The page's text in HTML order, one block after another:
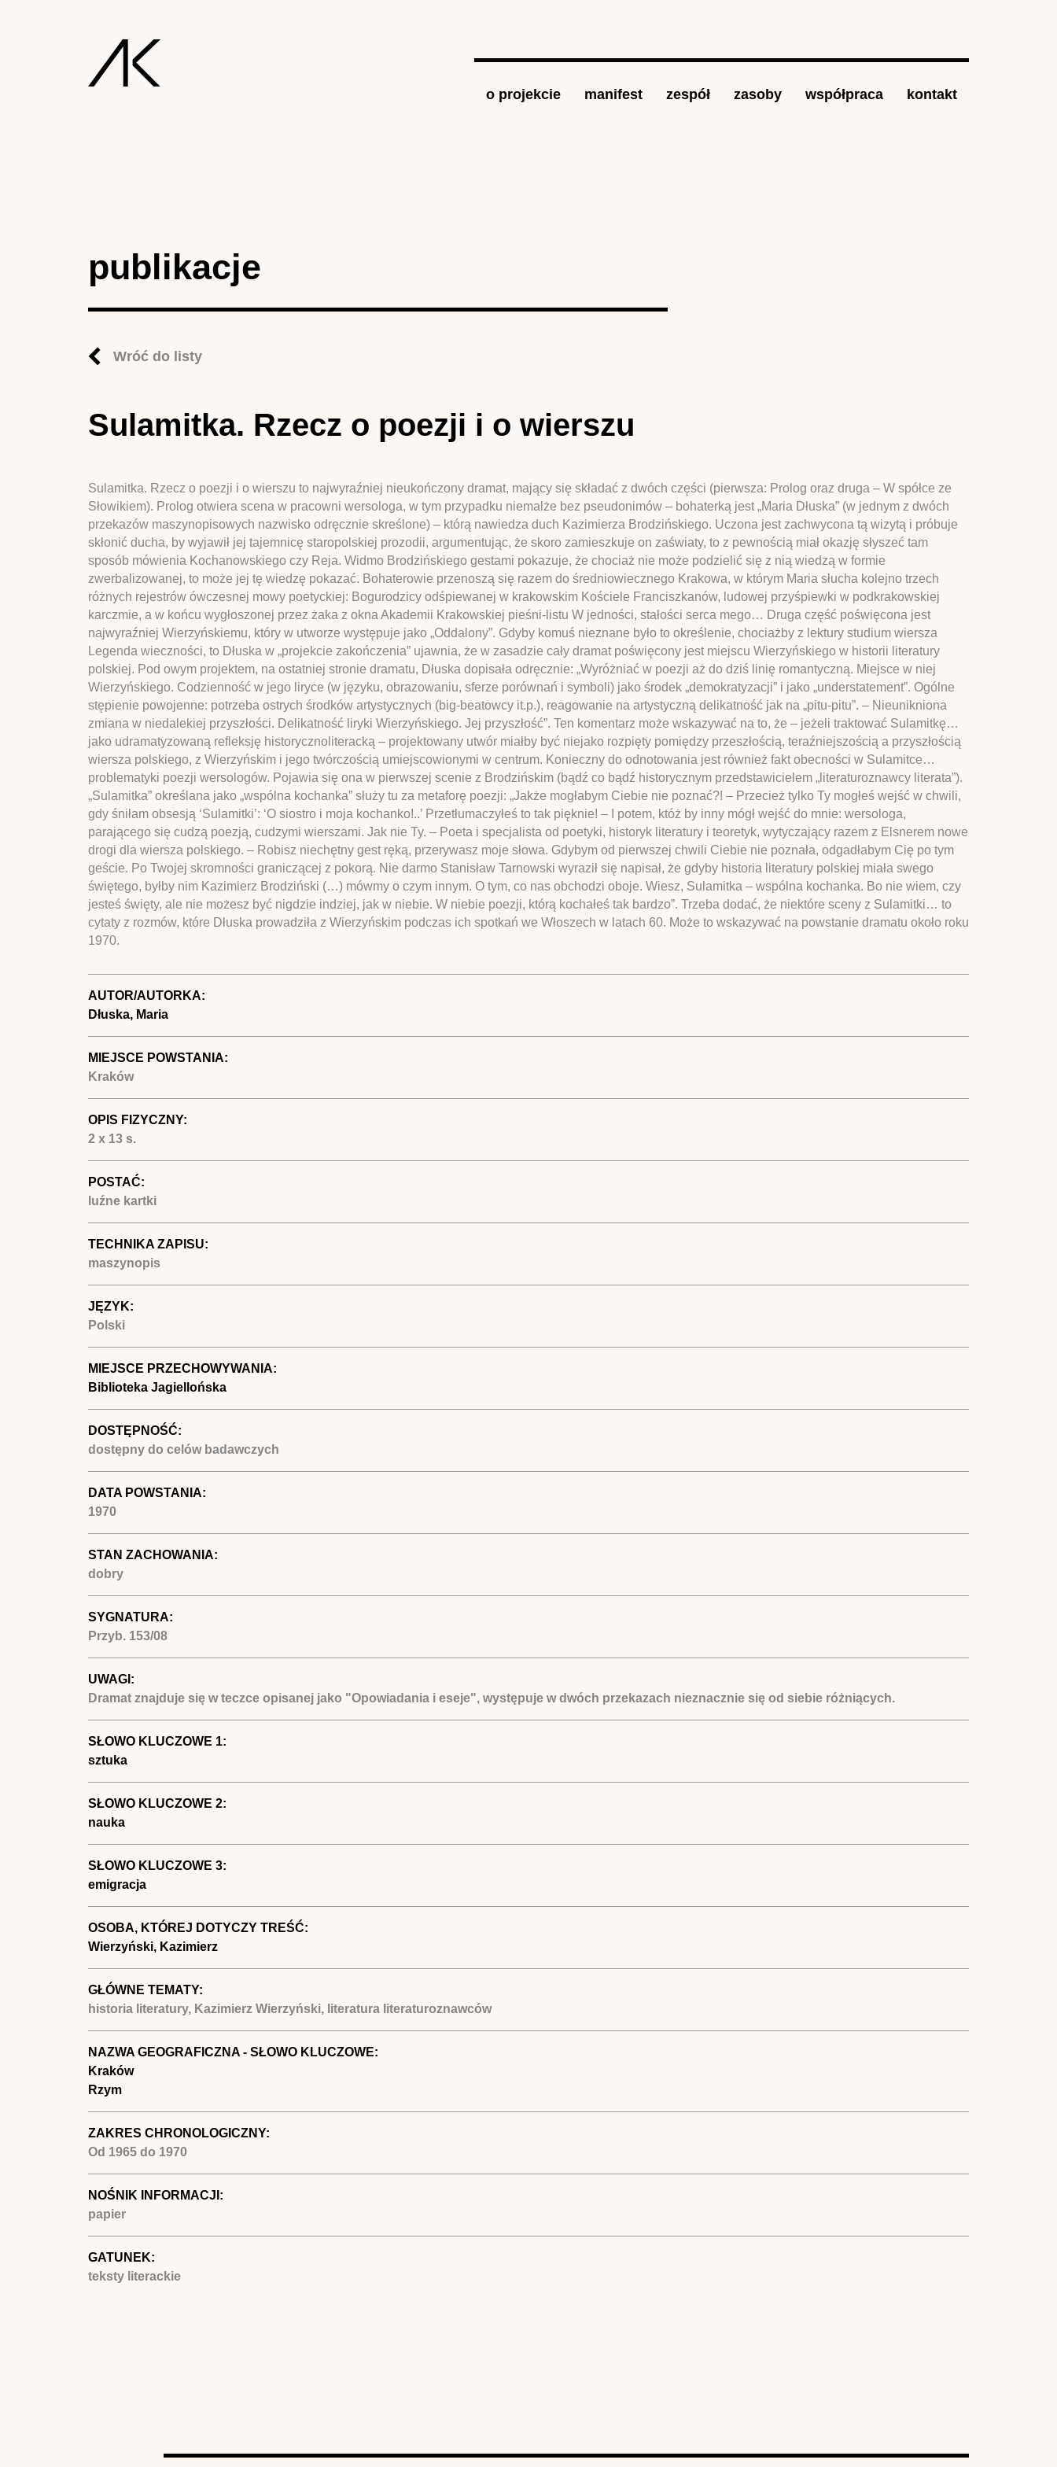
o projekcie manifest zespół zasoby współpraca kontakt
publikacje
Wróć do listy
Sulamitka. Rzecz o poezji i o wierszu
Sulamitka. Rzecz o poezji i o wierszu to najwyraźniej nieukończony dramat, mający się składać z dwóch części (pierwsza: Prolog oraz druga – W spółce ze
Słowikiem). Prolog otwiera scena w pracowni wersologa, w tym przypadku niemalże bez pseudonimów – bohaterką jest „Maria Dłuska” (w jednym z dwóch
przekazów maszynopisowych nazwisko odręcznie skreślone) – którą nawiedza duch Kazimierza Brodzińskiego. Uczona jest zachwycona tą wizytą i próbuje
skłonić ducha, by wyjawił jej tajemnicę staropolskiej prozodii, argumentując, że skoro zamieszkuje on zaświaty, to z pewnością miał okazję słyszeć tam
sposób mówienia Kochanowskiego czy Reja. Widmo Brodzińskiego gestami pokazuje, że chociaż nie może podzielić się z nią wiedzą w formie
zwerbalizowanej, to może jej tę wiedzę pokazać. Bohaterowie przenoszą się razem do średniowiecznego Krakowa, w którym Maria słucha kolejno trzech
różnych rejestrów ówczesnej mowy poetyckiej: Bogurodzicy odśpiewanej w krakowskim Kościele Franciszkanów, ludowej przyśpiewki w podkrakowskiej
karczmie, a w końcu wygłoszonej przez żaka z okna Akademii Krakowskiej pieśni-listu W jedności, stałości serca mego… Druga część poświęcona jest
najwyraźniej Wierzyńskiemu, który w utworze występuje jako „Oddalony”. Gdyby komuś nieznane było to określenie, chociażby z lektury studium wiersza
Legenda wieczności, to Dłuska w „projekcie zakończenia” ujawnia, że w zasadzie cały dramat poświęcony jest miejscu Wierzyńskiego w historii literatury
polskiej. Pod owym projektem, na ostatniej stronie dramatu, Dłuska dopisała odręcznie: „Wyróżniać w poezji aż do dziś linię romantyczną. Miejsce w niej
Wierzyńskiego. Codzienność w jego liryce (w języku, obrazowaniu, sferze porównań i symboli) jako środek „demokratyzacji” i jako „understatement”. Ogólne
stępienie powojenne: potrzeba ostrych środków artystycznych (big-beatowcy it.p.), reagowanie na artystyczną delikatność jak na „pitu-pitu”. – Nieunikniona
zmiana w niedalekiej przyszłości. Delikatność liryki Wierzyńskiego. Jej przyszłość”. Ten komentarz może wskazywać na to, że – jeżeli traktować Sulamitkę…
jako udramatyzowaną refleksję historycznoliteracką – projektowany utwór miałby być niejako rozpięty pomiędzy przeszłością, teraźniejszością a przyszłością
wiersza polskiego, z Wierzyńskim i jego twórczością umiejscowionymi w centrum. Konieczny do odnotowania jest również fakt obecności w Sulamitce…
problematyki poezji wersologów. Pojawia się ona w pierwszej scenie z Brodzińskim (bądź co bądź historycznym przedstawicielem „literaturoznawcy literata”).
„Sulamitka” określana jako „wspólna kochanka” służy tu za metaforę poezji: „Jakże mogłabym Ciebie nie poznać?! – Przecież tylko Ty mogłeś wejść w chwili,
gdy śniłam obsesją ‘Sulamitki’: ‘O siostro i moja kochanko!..’ Przetłumaczyłeś to tak pięknie! – I potem, któż by inny mógł wejść do mnie: wersologa,
parającego się cudzą poezją, cudzymi wierszami. Jak nie Ty. – Poeta i specjalista od poetyki, historyk literatury i teoretyk, wytyczający razem z Elsnerem nowe
drogi dla wiersza polskiego. – Robisz niechętny gest ręką, przerywasz moje słowa. Gdybym od pierwszej chwili Ciebie nie poznała, odgadłabym Cię po tym
geście. Po Twojej skromności graniczącej z pokorą. Nie darmo Stanisław Tarnowski wyraził się napisał, że gdyby historia literatury polskiej miała swego
świętego, byłby nim Kazimierz Brodziński (…) mówmy o czym innym. O tym, co nas obchodzi oboje. Wiesz, Sulamitka – wspólna kochanka. Bo nie wiem, czy
jesteś święty, ale nie możesz być nigdzie indziej, jak w niebie. W niebie poezji, którą kochałeś tak bardzo”. Trzeba dodać, że niektóre sceny z Sulamitki… to
cytaty z rozmów, które Dłuska prowadziła z Wierzyńskim podczas ich spotkań we Włoszech w latach 60. Może to wskazywać na powstanie dramatu około roku
1970.
AUTOR/AUTORKA:
Dłuska, Maria
MIEJSCE POWSTANIA:
Kraków
OPIS FIZYCZNY:
2 x 13 s.
POSTAĆ:
luźne kartki
TECHNIKA ZAPISU:
maszynopis
JĘZYK:
Polski
MIEJSCE PRZECHOWYWANIA:
Biblioteka Jagiellońska
DOSTĘPNOŚĆ:
dostępny do celów badawczych
DATA POWSTANIA:
1970
STAN ZACHOWANIA:
dobry
SYGNATURA:
Przyb. 153/08
UWAGI:
Dramat znajduje się w teczce opisanej jako "Opowiadania i eseje", występuje w dwóch przekazach nieznacznie się od siebie różniących.
SŁOWO KLUCZOWE 1:
sztuka
SŁOWO KLUCZOWE 2:
nauka
SŁOWO KLUCZOWE 3:
emigracja
OSOBA, KTÓREJ DOTYCZY TREŚĆ:
Wierzyński, Kazimierz
GŁÓWNE TEMATY:
historia literatury, Kazimierz Wierzyński, literatura literaturoznawców
NAZWA GEOGRAFICZNA - SŁOWO KLUCZOWE:
Kraków
Rzym
ZAKRES CHRONOLOGICZNY:
Od 1965do 1970
NOŚNIK INFORMACJI:
papier
GATUNEK:
teksty literackie